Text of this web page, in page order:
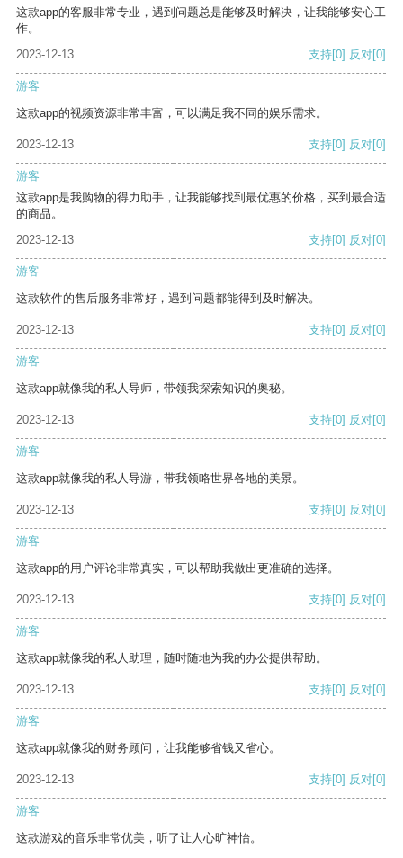
这款app的客服非常专业，遇到问题总是能够及时解决，让我能够安心工
作。
2023-12-13
支持[0] 反对[0]
游客
这款app的视频资源非常丰富，可以满足我不同的娱乐需求。
2023-12-13 支持[0] 反对[0]
游客
这款app是我购物的得力助手，让我能够找到最优惠的价格，买到最合适
的商品。
2023-12-13
支持[0] 反对[0]
游客
这款软件的售后服务非常好，遇到问题都能得到及时解决。
2023-12-13 支持[0] 反对[0]
游客
这款app就像我的私人导师，带领我探索知识的奥秘。
2023-12-13 支持[0] 反对[0]
游客
这款app就像我的私人导游，带我领略世界各地的美景。
2023-12-13 支持[0] 反对[0]
游客
这款app的用户评论非常真实，可以帮助我做出更准确的选择。
2023-12-13 支持[0] 反对[0]
游客
这款app就像我的私人助理，随时随地为我的办公提供帮助。
2023-12-13 支持[0] 反对[0]
游客
这款app就像我的财务顾问，让我能够省钱又省心。
2023-12-13 支持[0] 反对[0]
游客
这款游戏的音乐非常优美，听了让人心旷神怡。